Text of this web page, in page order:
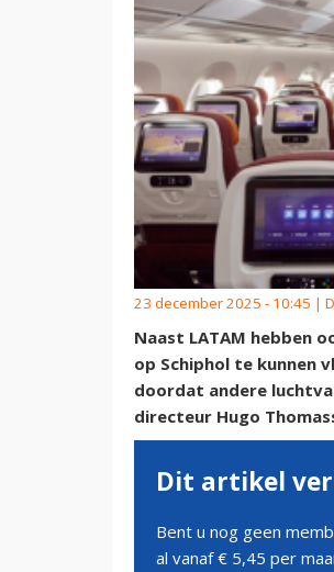
23 december 2025 - 10:45 |
Naast LATAM hebben
op Schiphol te kunnen
doordat andere
directeur Hugo
Dit artikel
Bent u nog geen
al vanaf € 5,45 per